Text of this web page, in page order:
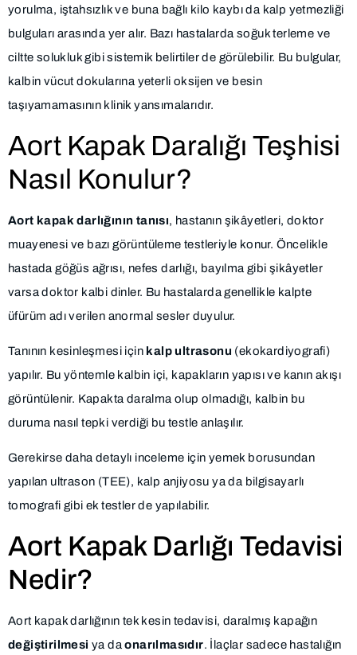
yorulma, iştahsızlık ve buna bağlı kilo kaybı da kalp yetmezliği
bulguları arasında yer alır. Bazı hastalarda soğuk terleme ve
ciltte solukluk gibi sistemik belirtiler de görülebilir. Bu bulgular,
kalbin vücut dokularına yeterli oksijen ve besin
taşıyamamasının klinik yansımalarıdır.
Aort Kapak Daralığı Teşhisi
Nasıl Konulur?
Aort kapak darlığının tanısı, hastanın şikâyetleri, doktor
muayenesi ve bazı görüntüleme testleriyle konur. Öncelikle
hastada göğüs ağrısı, nefes darlığı, bayılma gibi şikâyetler
varsa doktor kalbi dinler. Bu hastalarda genellikle kalpte
üfürüm adı verilen anormal sesler duyulur.
Tanının kesinleşmesi için kalp ultrasonu (ekokardiyografi)
yapılır. Bu yöntemle kalbin içi, kapakların yapısı ve kanın akışı
görüntülenir. Kapakta daralma olup olmadığı, kalbin bu
duruma nasıl tepki verdiği bu testle anlaşılır.
Gerekirse daha detaylı inceleme için yemek borusundan
yapılan ultrason (TEE), kalp anjiyosu ya da bilgisayarlı
tomografi gibi ek testler de yapılabilir.
Aort Kapak Darlığı Tedavisi
Nedir?
Aort kapak darlığının tek kesin tedavisi, daralmış kapağın
değiştirilmesi ya daonarılmasıdır. İlaçlar sadece hastalığın